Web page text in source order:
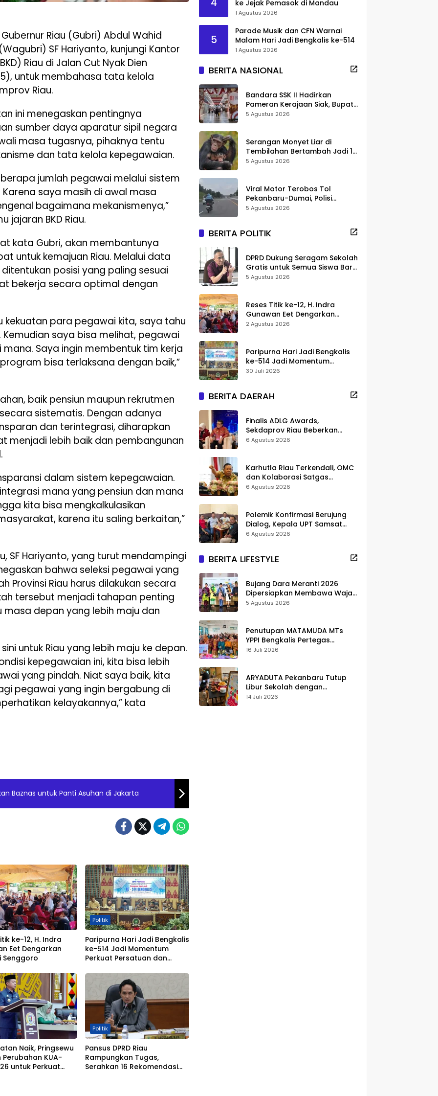
Riau (Gubri) Abdul Wahid
SF Hariyanto, kunjungi Kantor
Riau di Jalan Cut Nyak Dien
untuk membahasa tata kelola
Riau.
ini menegaskan pentingnya
sumber daya aparatur sipil negara
masa tugasnya, pihaknya tentu
dan tata kelola kepegawaian.
jumlah pegawai melalui sistem
saya masih di awal masa
bagaimana mekanismenya,”
jajaran BKD Riau.
kata Gubri, akan membantunya
untuk kemajuan Riau. Melalui data
posisi yang paling sesuai
bekerja secara optimal dengan
kekuatan para pegawai kita, saya tahu
saya bisa melihat, pegawai
Saya ingin membentuk tim kerja
bisa terlaksana dengan baik,”
baik pensiun maupun rekrutmen
sistematis. Dengan adanya
dan terintegrasi, diharapkan
menjadi lebih baik dan pembangunan
dalam sistem kepegawaian.
mana yang pensiun dan mana
kita bisa mengkalkulasikan
karena itu saling berkaitan,”
SF Hariyanto, yang turut mendampingi
bahwa seleksi pegawai yang
Provinsi Riau harus dilakukan secara
tersebut menjadi tahapan penting
depan yang lebih maju dan
untuk Riau yang lebih maju ke depan.
kepegawaian ini, kita bisa lebih
yang pindah. Niat saya baik, kita
pegawai yang ingin bergabung di
kelayakannya,” kata
Baznas untuk Panti Asuhan di Jakarta
ke-12, H. Indra
Eet Dengarkan
Senggoro
Politik
Paripurna Hari Jadi Bengkalis
ke-514 Jadi Momentum
Perkuat Persatuan dan
Naik, Pringsewu
Perubahan KUA-
untuk Perkuat
Politik
Pansus DPRD Riau
Rampungkan Tugas,
Serahkan 16 Rekomendasi
ke Jejak Pemasok di Mandau
1 Agustus 2026
5
Parade Musik dan CFN Warnai
Malam Hari Jadi Bengkalis ke-514
1 Agustus 2026
BERITA NASIONAL
Bandara SSK II Hadirkan
Pameran Kerajaan Siak, Bupati
Afni: Jadi Ruang Edukasi
5 Agustus 2026
Serangan Monyet Liar di
Tembilahan Bertambah Jadi 16
Korban, DPKP Bantah Video
5 Agustus 2026
Viral Motor Terobos Tol
Pekanbaru-Dumai, Polisi
Ungkap Pengendara Alami
5 Agustus 2026
BERITA POLITIK
DPRD Dukung Seragam Sekolah
Gratis untuk Semua Siswa Baru,
Minta Rehab Sekolah Jangan
5 Agustus 2026
Reses Titik ke-12, H. Indra
Gunawan Eet Dengarkan
Aspirasi Senggoro
2 Agustus 2026
Paripurna Hari Jadi Bengkalis
ke-514 Jadi Momentum
Perkuat Persatuan dan
30 Juli 2026
BERITA DAERAH
Finalis ADLG Awards,
Sekdaprov Riau Beberkan
Strategi Digitalisasi untuk
6 Agustus 2026
Karhutla Riau Terkendali, OMC
dan Kolaborasi Satgas
Berhasil Tekan Titik Api
6 Agustus 2026
Polemik Konfirmasi Berujung
Dialog, Kepala UPT Samsat
Bengkalis Minta Maaf
6 Agustus 2026
BERITA LIFESTYLE
Bujang Dara Meranti 2026
Dipersiapkan Membawa Wajah
Daerah ke Publik
5 Agustus 2026
Penutupan MATAMUDA MTs
YPPI Bengkalis Pertegas
Pendidikan Berbasis Adat dan
16 Juli 2026
ARYADUTA Pekanbaru Tutup
Libur Sekolah dengan
Pengalaman Staycation
14 Juli 2026